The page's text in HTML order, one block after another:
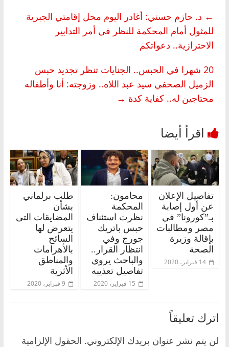
← د. حازم حسني: أغادر اليوم محل إقامتي الجبرية
للمثول أمام المحكمة للنظر في أمر التدابير
الاحترازية.. دعواتكم
20 شهرا في الحبس.. الجنايات تنظر تجديد حبس
الزميل الصحفي سيد عبد اللاه.. وزوجته: أنا وأطفاله
محتاجين له.. كفاية كدة →
تفاصيل الإعلان
عن أول إصابة
بـ”كورونا” في
مصر ومطالبات
بإقالة وزيرة
الصحة
14 فبراير، 2020
محامون:
المحكمة
نظرت استئناف
حبس باتريك
جورج وفي
انتظار القرار..
والباحث يروي
تفاصيل تعذيبه
15 فبراير، 2020
طلب برلماني
بشأن
المضايقات التى
يتعرض لها
السائح
بالأهرامات
والمناطق
الأثرية
9 فبراير، 2020
اترك تعليقاً
لن يتم نشر عنوان بريدك الإلكتروني. الحقول الإلزامية